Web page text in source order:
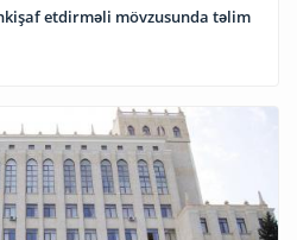
etdirməli mövzusunda təlim